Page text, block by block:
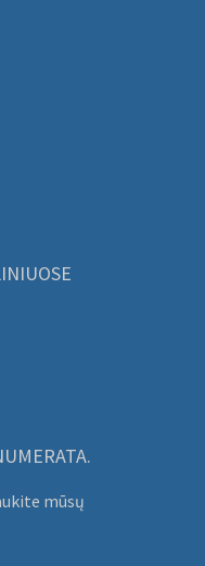
mūsų